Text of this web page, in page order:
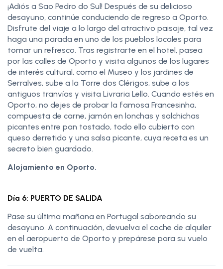
¡Adiós a Sao Pedro do Sul! Después de su delicioso
desayuno, continúe conduciendo de regreso a Oporto.
Disfrute del viaje a lo largo del atractivo paisaje, tal vez
haga una parada en uno de los pueblos locales para
tomar un refresco. Tras registrarte en el hotel, pasea
por las calles de Oporto y visita algunos de los lugares
de interés cultural, como el Museo y los jardines de
Serralves, sube a la Torre dos Clérigos, sube a los
antiguos tranvías y visita Livraria Lello. Cuando estés en
Oporto, no dejes de probar la famosa Francesinha,
compuesta de carne, jamón en lonchas y salchichas
picantes entre pan tostado, todo ello cubierto con
queso derretido y una salsa picante, cuya receta es un
secreto bien guardado.
Alojamiento en Oporto.
Día 6: PUERTO DE SALIDA
Pase su última mañana en Portugal saboreando su
desayuno. A continuación, devuelva el coche de alquiler
en el aeropuerto de Oporto y prepárese para su vuelo
de vuelta.